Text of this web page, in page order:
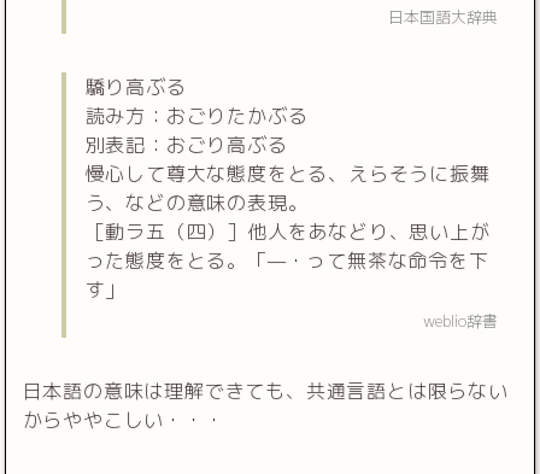
日本国語大辞典
驕り高ぶる
読み方：おごりたかぶる
別表記：おごり高ぶる
慢心して尊大な態度をとる、えらそうに振舞
う、などの意味の表現。
［動ラ五（四）］他人をあなどり、思い上が
った態度をとる。「—・って無茶な命令を下
す」
weblio辞書
日本語の意味は理解できても、共通言語とは限らない
からややこしい・・・